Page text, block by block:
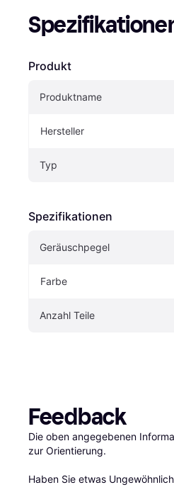
Produkt
Produktname
Hersteller
Typ
Spezifikationen
Geräuschpegel
Farbe
Anzahl Teile
Feedback
Die oben angegebenen
zur Orientierung.
Haben Sie etwas